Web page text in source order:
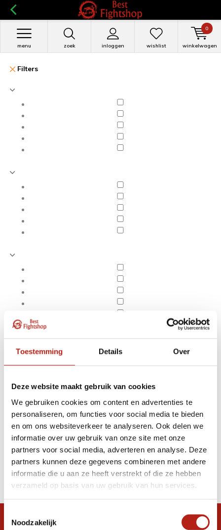
Toestemming Details Over
Deze website maakt gebruik van cookies
We gebruiken cookies om content en advertenties te
personaliseren, om functies voor social media te bieden
en om ons websiteverkeer te analyseren. Ook delen we
informatie over uw gebruik van onze site met onze
partners voor social media, adverteren en analyse. Deze
partners kunnen deze gegevens combineren met andere
informatie die u aan ze heeft verstrekt of die ze hebben
verzameld op basis van uw gebruik van hun services.
Noodzakelijk
zoek inloggen
menu wishlist winkelwagen
0
Filters
Apply filters
Producten getagd met
Binnenhandschoenen
Producten
Filter
Sorteren op
Snel antwoord op je vraag?